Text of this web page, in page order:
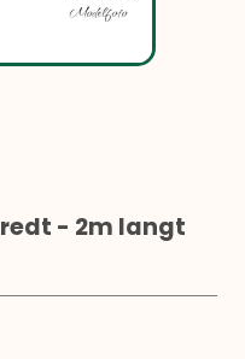
- 2m langt